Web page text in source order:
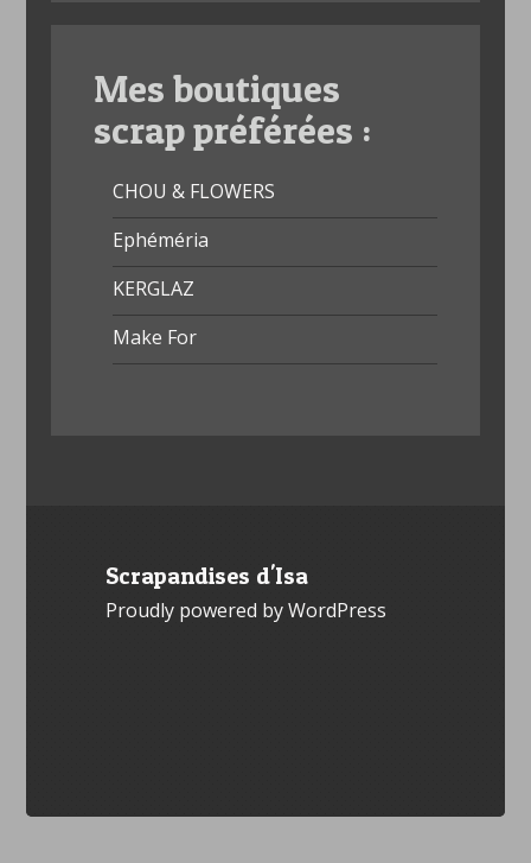
Mes boutiques
scrap préférées :
CHOU & FLOWERS
Ephéméria
KERGLAZ
Make For
Scrapandises d'Isa
Proudly powered by WordPress